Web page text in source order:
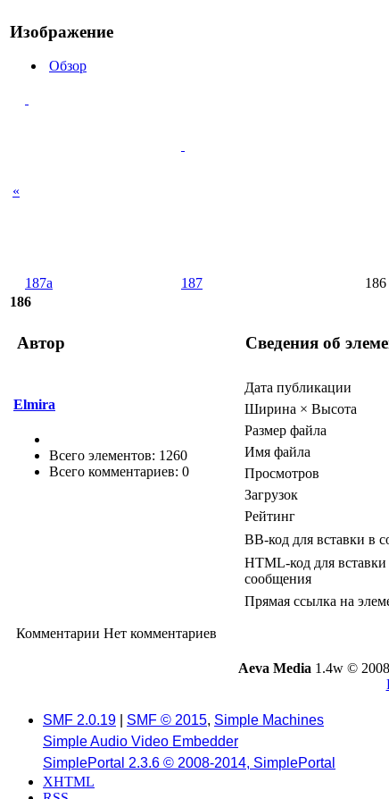
Изображение
Обзор
«
187a 187 186
186
Автор Сведения об
Elmira
Всего элементов: 1260
Всего комментариев: 0
Дата публикации
Ширина × Высота
Размер файла
Имя файла
Просмотров
Загрузок
Рейтинг
BB-код для вставки в
HTML-код для вставки
сообщения
Прямая ссылка на
Комментарии Нет комментариев
Aeva Media 1.4w ©
SMF 2.0.19 SMF © 2015, Simple Machines
Simple Audio Video Embedder
SimplePortal 2.3.6 © 2008-2014, SimplePortal
XHTML